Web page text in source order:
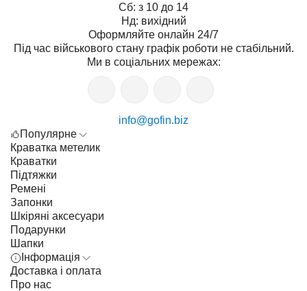
Сб: з 10 до 14
Нд: вихідний
Оформляйте онлайн 24/7
Під час військового стану графік роботи не стабільний.
Ми в соціальних мережах:
info@gofin.biz
Популярне
Краватка метелик
Краватки
Підтяжки
Ремені
Запонки
Шкіряні аксесуари
Подарунки
Шапки
Інформація
Доставка і оплата
Про нас